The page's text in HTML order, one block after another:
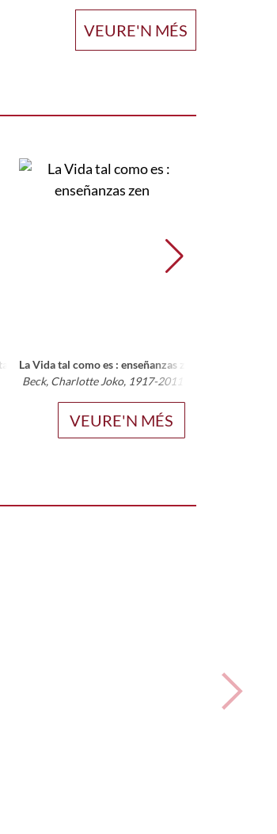
VEURE'N MÉS
cámara digital]
La Vida tal como es : enseñanzas zen
Beck, Charlotte Joko, 1917-2011
VEURE'N MÉS